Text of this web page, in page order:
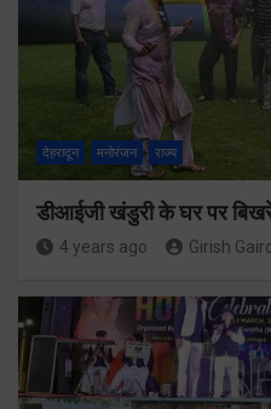
देहरादून मनोरंजन राज्य
डीआईजी खंडुरी के घर पर
4 years ago Girish